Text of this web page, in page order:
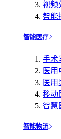
视频
智能
智能医疗
手术
医用
医用
移动
智慧
智能物流